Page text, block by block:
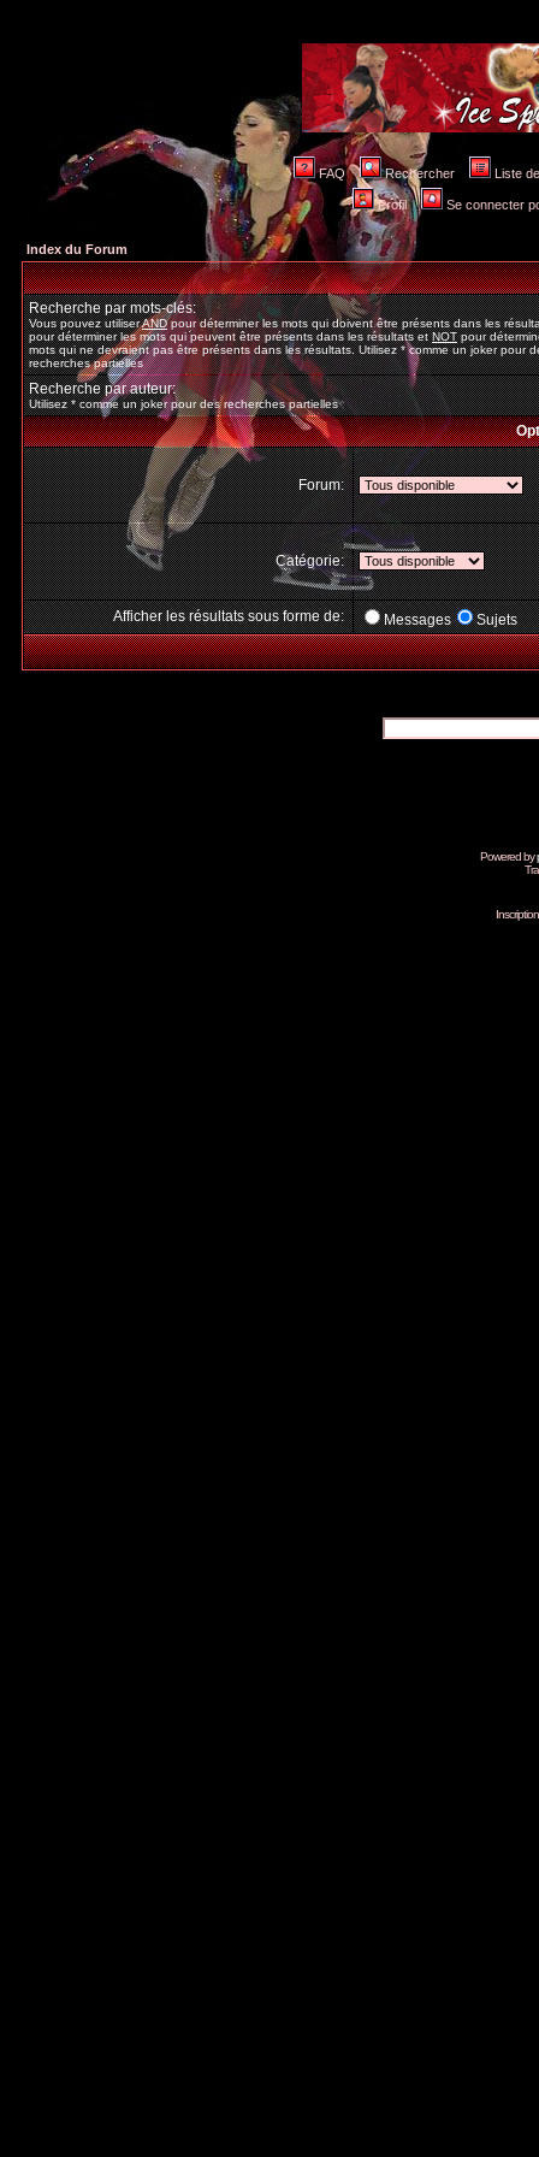
FAQ Rechercher Liste
Profil Se connecter
Index du Forum
Recherche par mots-clés:
Vous pouvez utiliserANDpour déterminer les mots qui doivent être présents dans les
pour déterminer les mots qui peuvent être présents dans les résultats etNOTpour
mots qui ne devraient pas être présents dans les résultats. Utilisez * comme un joker pour
recherches partielles
Recherche par auteur:
Utilisez * comme un joker pour des recherches partielles
Forum:
Catégorie:
Afficher les résultats sous forme de: Messages Sujets
Powered by